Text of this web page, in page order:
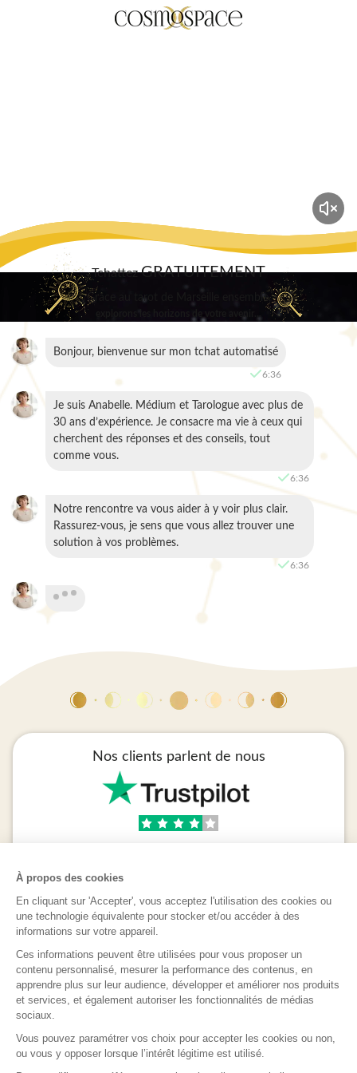
À propos des cookies
En cliquant sur 'Accepter', vous acceptez l'utilisation des cookies ou
une technologie équivalente pour stocker et/ou accéder à des
informations sur votre appareil.
Ces informations peuvent être utilisées pour vous proposer un
contenu personnalisé, mesurer la performance des contenus, en
apprendre plus sur leur audience, développer et améliorer nos produits
et services, et également autoriser les fonctionnalités de médias
sociaux.
Vous pouvez paramétrer vos choix pour accepter les cookies ou non,
ou vous y opposer lorsque l’intérêt légitime est utilisé.
TchattezGRATUITEMENT
Grâce au tarot de Marseille ensemble,
Bonjour, bienvenue sur mon tchat automatisé
6:36
Je suis Anabelle. Médium et Tarologue avec plus de
30 ans d’expérience. Je consacre ma vie à ceux qui
cherchent des réponses et des conseils, tout
comme vous.
6:36
Notre rencontre va vous aider à y voir plus clair.
Rassurez-vous, je sens que vous allez trouver une
solution à vos problèmes.
6:36
Nos clients parlent de nous
qu'ont souhaite entendre pour qu'ont continue à les
contacter